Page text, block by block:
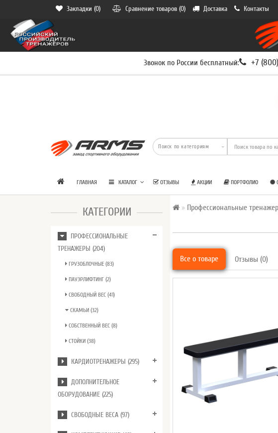
Закладки (0) Сравнение товаров (0) Доставка Контакты
Звонок по России бесплатный: +7
ГЛАВНАЯ КАТАЛОГ ОТЗЫВЫ АКЦИИ ПОРТФОЛИО
КАТЕГОРИИ
ПРОФЕССИОНАЛЬНЫЕ
ТРЕНАЖЕРЫ (204)
ГРУЗОБЛОЧНЫЕ (83)
ПАУЭРЛИФТИНГ (2)
СВОБОДНЫЙ ВЕС (41)
СКАМЬИ (32)
СОБСТВЕННЫЙ ВЕС (8)
СТОЙКИ (38)
КАРДИОТРЕНАЖЕРЫ (295)
ДОПОЛНИТЕЛЬНОЕ
ОБОРУДОВАНИЕ (225)
СВОБОДНЫЕ ВЕСА (97)
Профессиональные
Все о товаре Отзывы (0)